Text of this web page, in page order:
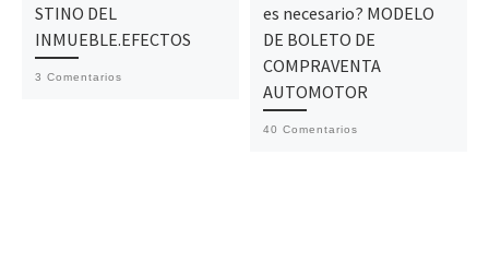
STINO DEL
INMUEBLE.EFECTOS
3 Comentarios
es necesario? MODELO
DE BOLETO DE
COMPRAVENTA
AUTOMOTOR
40 Comentarios